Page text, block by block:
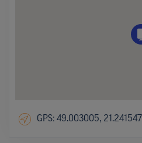
GPS: 49.003005, 21.241547